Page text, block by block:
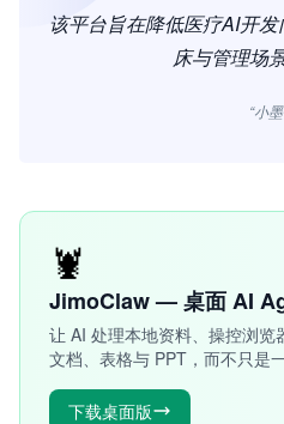
该平台旨在降低医疗AI开
床与管理场
“小墨
🦞
JimoClaw — 桌面 AI
让 AI 处理本地资料、操控浏览
文档、表格与 PPT，而不只是
下载桌面版